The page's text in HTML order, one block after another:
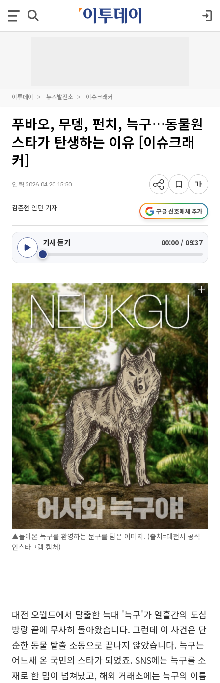
이투데이 뉴스발전소 이슈크래커
푸바오, 무뎅, 펀치, 늑구…동물원
스타가 탄생하는 이유 [이슈크래
커]
입력 2026-04-20 15:50
김준현 인턴 기자 구글 선호매체 추가
기사 듣기 00:00 / 09:37
▲돌아온 늑구를 환영하는 문구를 담은 이미지. (출처=대전시 공식
인스타그램 캡처)
대전 오월드에서 탈출한 늑대 '늑구'가 열흘간의 도심
방랑 끝에 무사히 돌아왔습니다. 그런데 이 사건은 단
순한 동물 탈출 소동으로 끝나지 않았습니다. 늑구는
어느새 온 국민의 스타가 되었죠. SNS에는 늑구를 소
재로 한 밈이 넘쳐났고, 해외 거래소에는 늑구의 이름